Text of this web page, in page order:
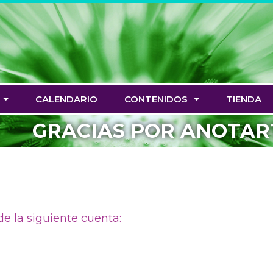
CALENDARIO CONTENIDOS TIENDA
GRACIAS POR
la siguiente cuenta: